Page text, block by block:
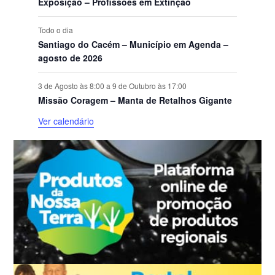
s
Todo o dia
Santiago do Cacém – Município em Agenda –
agosto de 2026
3 de Agosto às 8:00 a 9 de Outubro às 17:00
Missão Coragem – Manta de Retalhos Gigante
Ver calendário